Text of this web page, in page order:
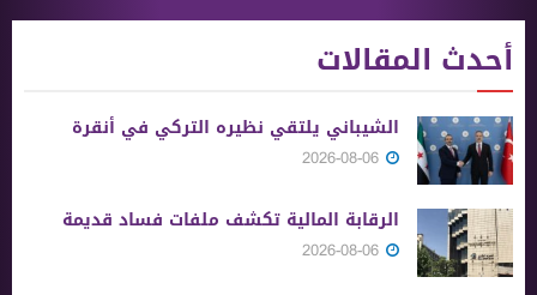
أحدث المقالات
الشيباني يلتقي نظيره التركي في أنقرة
الرقابة المالية تكشف ملفات فساد قديمة